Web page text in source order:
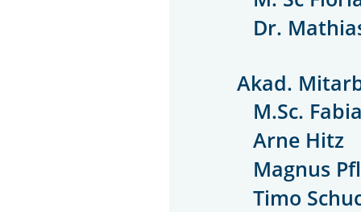
Dr.
Akad.
M.Sc.
Arne Hitz
Magnus
Timo